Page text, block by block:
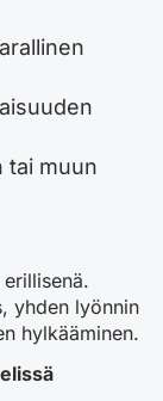
tai muun
yhden lyönnin
hylkääminen.